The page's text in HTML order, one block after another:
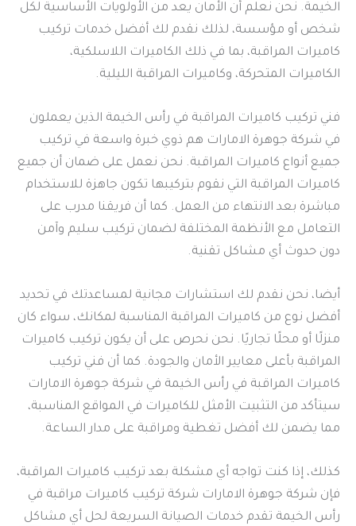
الخيمة. نحن نعلم أن الأمان يعد من الأولويات الأساسية لكل
شخص أو مؤسسة، لذلك نقدم لك أفضل خدمات تركيب
كاميرات المراقبة، بما في ذلك الكاميرات اللاسلكية،
الكاميرات المتحركة، وكاميرات المراقبة الليلية.
فني تركيب كاميرات المراقبة في رأس الخيمة الذين يعملون
في شركة جوهرة الامارات هم ذوي خبرة واسعة في تركيب
جميع أنواع كاميرات المراقبة. نحن نعمل على ضمان أن جميع
كاميرات المراقبة التي نقوم بتركيبها تكون جاهزة للاستخدام
مباشرة بعد الانتهاء من العمل. كما أن فريقنا مدرب على
التعامل مع الأنظمة المختلفة لضمان تركيب سليم وآمن
دون حدوث أي مشاكل تقنية.
أيضا، نحن نقدم لك استشارات مجانية لمساعدتك في تحديد
أفضل نوع من كاميرات المراقبة المناسبة لمكانك، سواء كان
منزلًا أو محلًا تجاريًا. نحن نحرص على أن يكون تركيب كاميرات
المراقبة بأعلى معايير الأمان والجودة. كما أن فني تركيب
كاميرات المراقبة في رأس الخيمة في شركة جوهرة الامارات
سيتأكد من التثبيت الأمثل للكاميرات في المواقع المناسبة،
مما يضمن لك أفضل تغطية ومراقبة على مدار الساعة.
كذلك، إذا كنت تواجه أي مشكلة بعد تركيب كاميرات المراقبة،
فإن شركة جوهرة الامارات شركة تركيب كاميرات مراقبة في
رأس الخيمة تقدم خدمات الصيانة السريعة لحل أي مشاكل